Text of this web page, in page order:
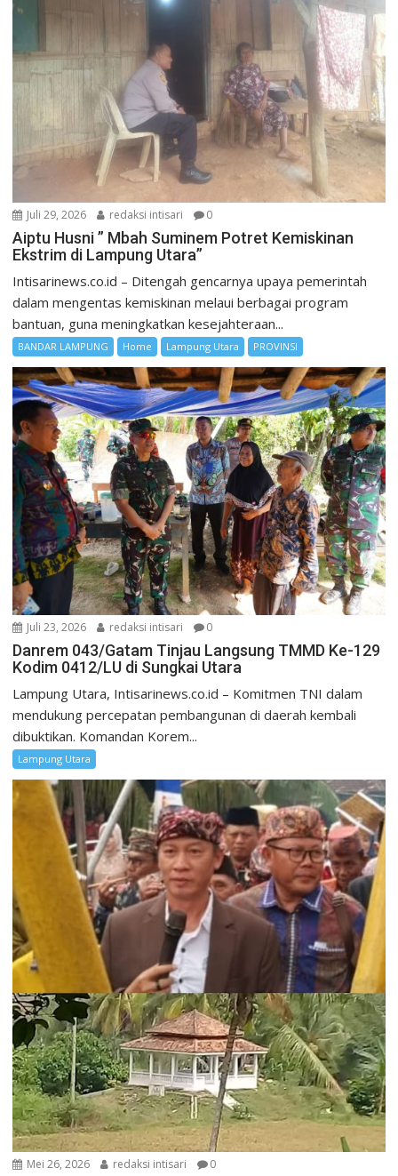
Juli 29, 2026 redaksi intisari 0
Aiptu Husni ” Mbah Suminem Potret Kemiskinan
Ekstrim di Lampung Utara”
Intisarinews.co.id – Ditengah gencarnya upaya pemerintah
dalam mengentas kemiskinan melaui berbagai program
bantuan, guna meningkatkan kesejahteraan...
BANDAR LAMPUNG Home Lampung Utara PROVINSI
Juli 23, 2026 redaksi intisari 0
Danrem 043/Gatam Tinjau Langsung TMMD Ke-129
Kodim 0412/LU di Sungkai Utara
Lampung Utara, Intisarinews.co.id – Komitmen TNI dalam
mendukung percepatan pembangunan di daerah kembali
dibuktikan. Komandan Korem...
Lampung Utara
Mei 26, 2026 redaksi intisari 0